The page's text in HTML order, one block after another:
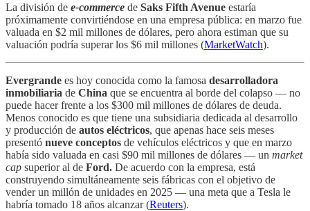
La división de e-commerce de Saks Fifth Avenue estaría
próximamente convirtiéndose en una empresa pública: en marzo fue
valuada en $2 mil millones de dólares, pero ahora estiman que su
valuación podría superar los $6 mil millones (MarketWatch).
Evergrande es hoy conocida como la famosa desarrolladora
inmobiliaria de China que se encuentra al borde del colapso — no
puede hacer frente a los $300 mil millones de dólares de deuda.
Menos conocido es que tiene una subsidiaria dedicada al desarrollo
y producción de autos eléctricos, que apenas hace seis meses
presentó nueve conceptos de vehículos eléctricos y que en marzo
había sido valuada en casi $90 mil millones de dólares — un market
cap superior al de Ford. De acuerdo con la empresa, está
construyendo simultáneamente seis fábricas con el objetivo de
vender un millón de unidades en 2025 — una meta que a Tesla le
habría tomado 18 años alcanzar (Reuters).